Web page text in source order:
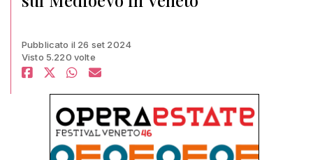
Pubblicato il 26 set 2024
Visto 5.220 volte